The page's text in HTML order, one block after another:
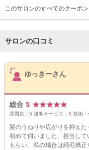
このサロンのすべてのクーポ
サロンの口コミ
サロンPick
ゆっきーさん
総合 5 ★★★★★
雰囲気： 5 接客サービス： 5 技術・
髪のうねりや広がりを抑え
初めて伺いました。担当し
もらい、私の場合は縮毛矯